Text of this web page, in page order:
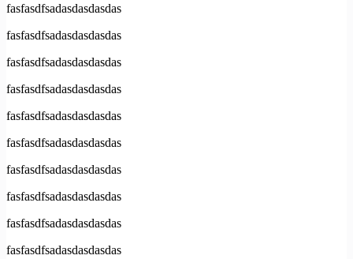
fasfasdfsadasdasdasdas
fasfasdfsadasdasdasdas
fasfasdfsadasdasdasdas
fasfasdfsadasdasdasdas
fasfasdfsadasdasdasdas
fasfasdfsadasdasdasdas
fasfasdfsadasdasdasdas
fasfasdfsadasdasdasdas
fasfasdfsadasdasdasdas
fasfasdfsadasdasdasdas